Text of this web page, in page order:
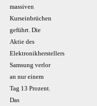
massiven
Kurseinbrüchen
geführt. Die
Aktie des
Elektronikherstellers
Samsung verlor
an nur einem
Tag 13 Prozent.
Das